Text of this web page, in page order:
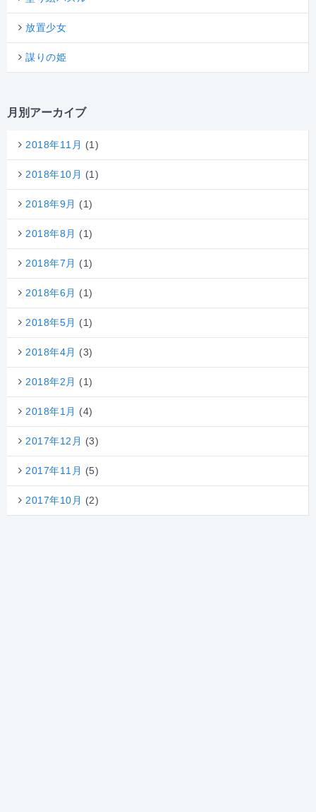
放置少女
謀りの姫
月別アーカイブ
2018年11月 (1)
2018年10月 (1)
2018年9月 (1)
2018年8月 (1)
2018年7月 (1)
2018年6月 (1)
2018年5月 (1)
2018年4月 (3)
2018年2月 (1)
2018年1月 (4)
2017年12月 (3)
2017年11月 (5)
2017年10月 (2)